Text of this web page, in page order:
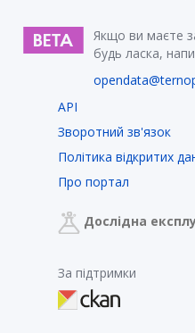
Якщо ви маєте
будь ласка,
API
Зворотний зв'язок
Політика відкритих
Про портал
Дослідна
За підтримки